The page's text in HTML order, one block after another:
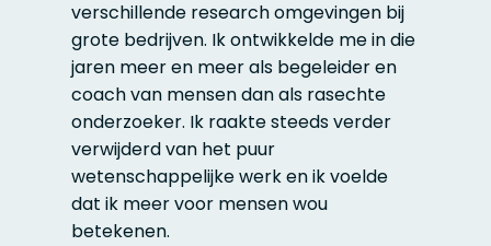
verschillende research omgevingen bij
grote bedrijven. Ik ontwikkelde me in die
jaren meer en meer als begeleider en
coach van mensen dan als rasechte
onderzoeker. Ik raakte steeds verder
verwijderd van het puur
wetenschappelijke werk en ik voelde
dat ik meer voor mensen wou
betekenen.